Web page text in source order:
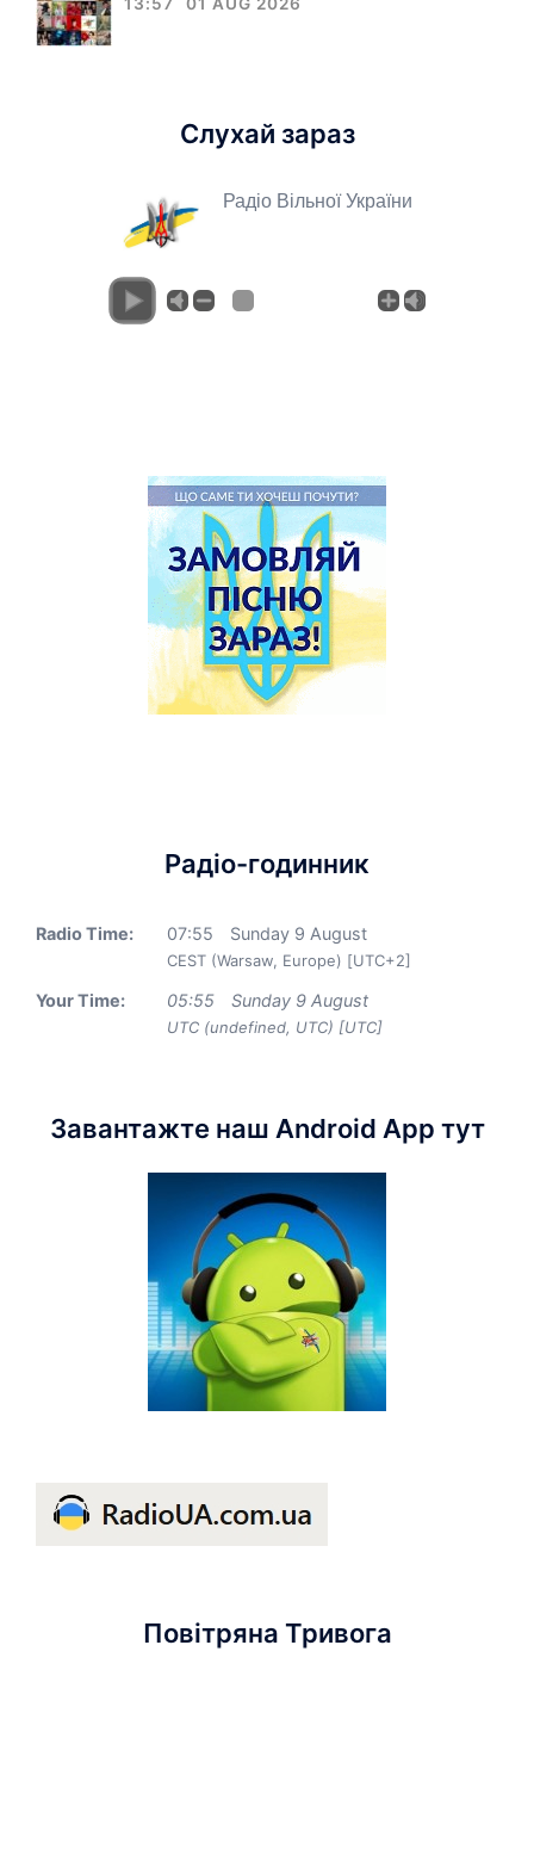
Слухай зараз
Радіо Вільної України
Радіо-годинник
Radio Time: 07:55 Sunday 9 August
CEST (Warsaw, Europe) [UTC+2]
Your Time: 05:55 Sunday 9 August
UTC (undefined, UTC) [UTC]
Завантажте наш Android App тут
Повітряна Тривога